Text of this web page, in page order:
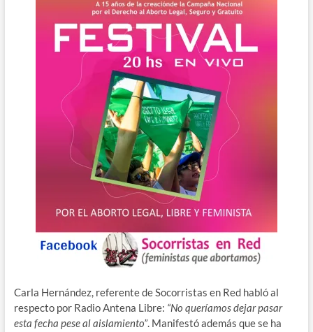
Carla Hernández, referente de Socorristas en Red habló al
respecto por Radio Antena Libre: “No queríamos dejar pasar
esta fecha pese al aislamiento”. Manifestó además que se ha